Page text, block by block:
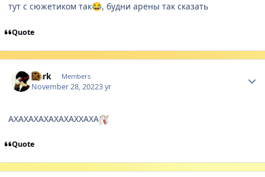
тут с сюжетиком так😂, будни арены так сказать
Quote
Nark Members
November 28, 20223 yr
АХАХАХАХАХАХАХХАХА
Quote